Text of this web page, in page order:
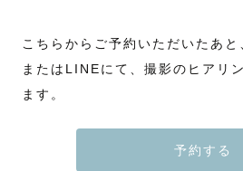
こちらからご予約いただいたあ
またはLINEにて、撮影のヒアリ
ます。
予約する